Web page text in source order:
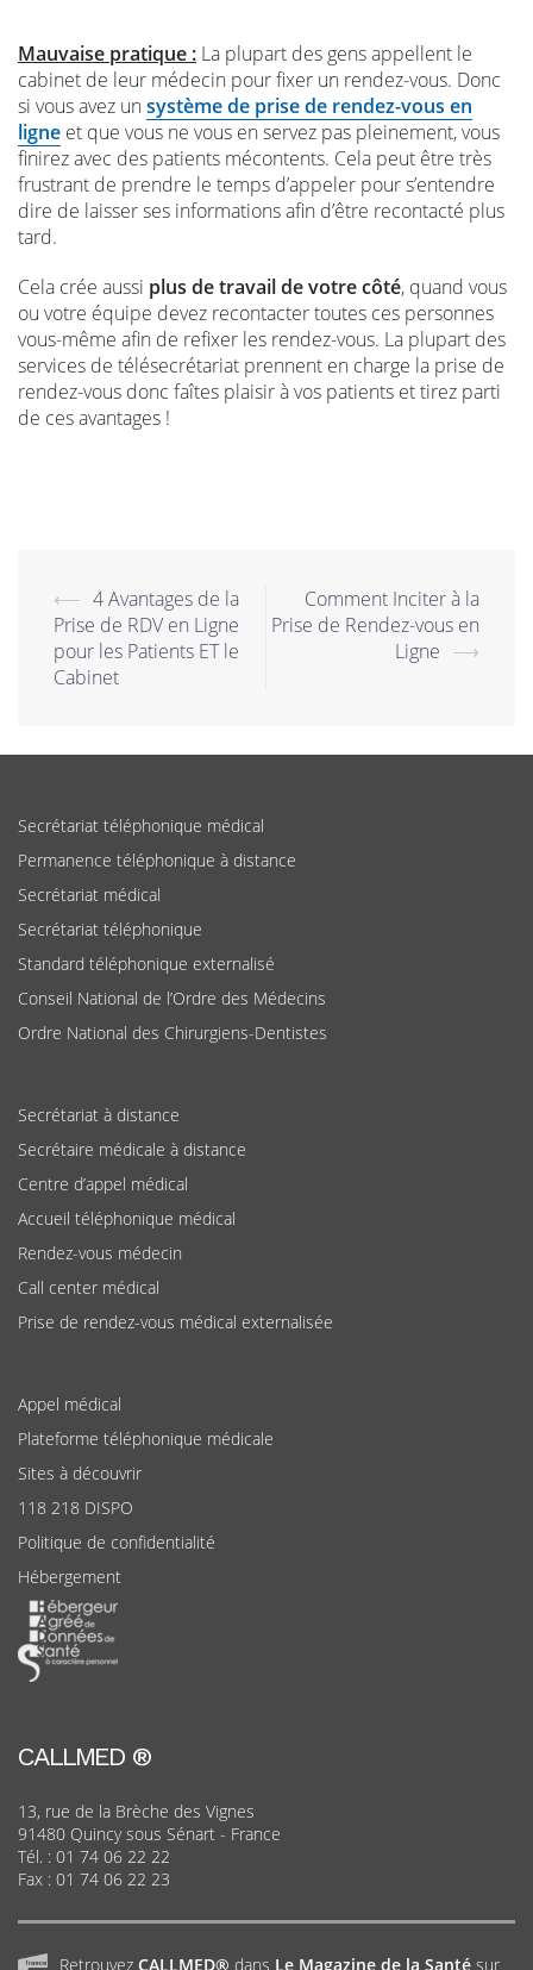
Mauvaise pratique : La plupart des gens appellent le
cabinet de leur médecin pour fixer un rendez-vous. Donc
si vous avez unsystème de prise de rendez-vous en
ligne et que vous ne vous en servez pas pleinement, vous
finirez avec des patients mécontents. Cela peut être très
frustrant de prendre le temps d’appeler pour s’entendre
dire de laisser ses informations afin d’être recontacté plus
tard.
Cela crée aussi plus de travail de votre côté, quand vous
ou votre équipe devez recontacter toutes ces personnes
vous-même afin de refixer les rendez-vous. La plupart des
services de télésecrétariat prennent en charge la prise de
rendez-vous donc faîtes plaisir à vos patients et tirez parti
de ces avantages !
Navigation
d’article
⟵ 4 Avantages de la
Prise de RDV en Ligne
pour les Patients ET le
Cabinet
Comment Inciter à la
Prise de Rendez-vous en
Ligne ⟶
Secrétariat téléphonique médical
Permanence téléphonique à distance
Secrétariat médical
Secrétariat téléphonique
Standard téléphonique externalisé
Conseil National de l’Ordre des Médecins
Ordre National des Chirurgiens-Dentistes
Secrétariat à distance
Secrétaire médicale à distance
Centre d’appel médical
Accueil téléphonique médical
Rendez-vous médecin
Call center médical
Prise de rendez-vous médical externalisée
Appel médical
Plateforme téléphonique médicale
Sites à découvrir
118 218 DISPO
Politique de confidentialité
Hébergement
CALLMED ®
13, rue de la Brèche des Vignes
91480 Quincy sous Sénart - France
Tél. : 01 74 06 22 22
Fax : 01 74 06 22 23
Retrouvez CALLMED® dans Le Magazine de la Santé sur